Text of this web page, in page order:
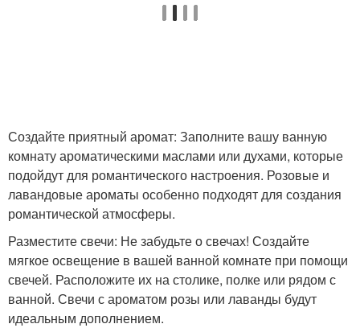
Создайте приятный аромат: Заполните вашу ванную
комнату ароматическими маслами или духами, которые
подойдут для романтического настроения. Розовые и
лавандовые ароматы особенно подходят для создания
романтической атмосферы.
Разместите свечи: Не забудьте о свечах! Создайте
мягкое освещение в вашей ванной комнате при помощи
свечей. Расположите их на столике, полке или рядом с
ванной. Свечи с ароматом розы или лаванды будут
идеальным дополнением.